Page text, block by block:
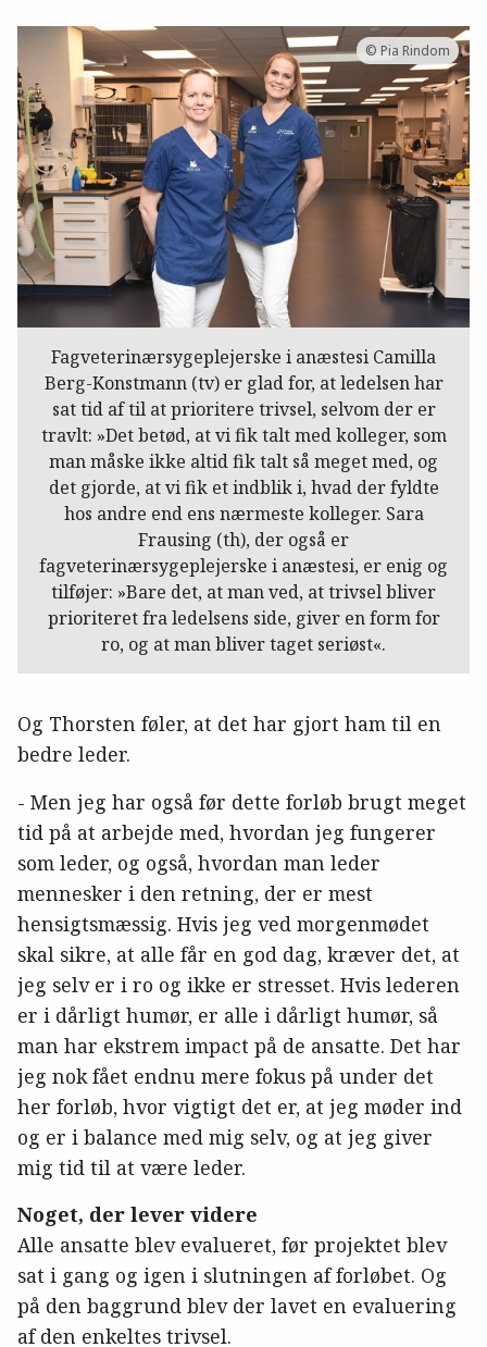
Fagveterinærsygeplejerske i anæstesi Camilla
Berg-Konstmann (tv) er glad for, at ledelsen har
sat tid af til at prioritere trivsel, selvom der er
travlt: »Det betød, at vi fik talt med kolleger, som
man måske ikke altid fik talt så meget med, og
det gjorde, at vi fik et indblik i, hvad der fyldte
hos andre end ens nærmeste kolleger. Sara
Frausing (th), der også er
fagveterinærsygeplejerske i anæstesi, er enig og
tilføjer: »Bare det, at man ved, at trivsel bliver
prioriteret fra ledelsens side, giver en form for
ro, og at man bliver taget seriøst«.
© Pia Rindom
Og Thorsten føler, at det har gjort ham til en
bedre leder.
- Men jeg har også før dette forløb brugt meget
tid på at arbejde med, hvordan jeg fungerer
som leder, og også, hvordan man leder
mennesker i den retning, der er mest
hensigtsmæssig. Hvis jeg ved morgenmødet
skal sikre, at alle får en god dag, kræver det, at
jeg selv er i ro og ikke er stresset. Hvis lederen
er i dårligt humør, er alle i dårligt humør, så
man har ekstrem impact på de ansatte. Det har
jeg nok fået endnu mere fokus på under det
her forløb, hvor vigtigt det er, at jeg møder ind
og er i balance med mig selv, og at jeg giver
mig tid til at være leder.
Noget, der lever videre
Alle ansatte blev evalueret, før projektet blev
sat i gang og igen i slutningen af forløbet. Og
på den baggrund blev der lavet en evaluering
af den enkeltes trivsel.